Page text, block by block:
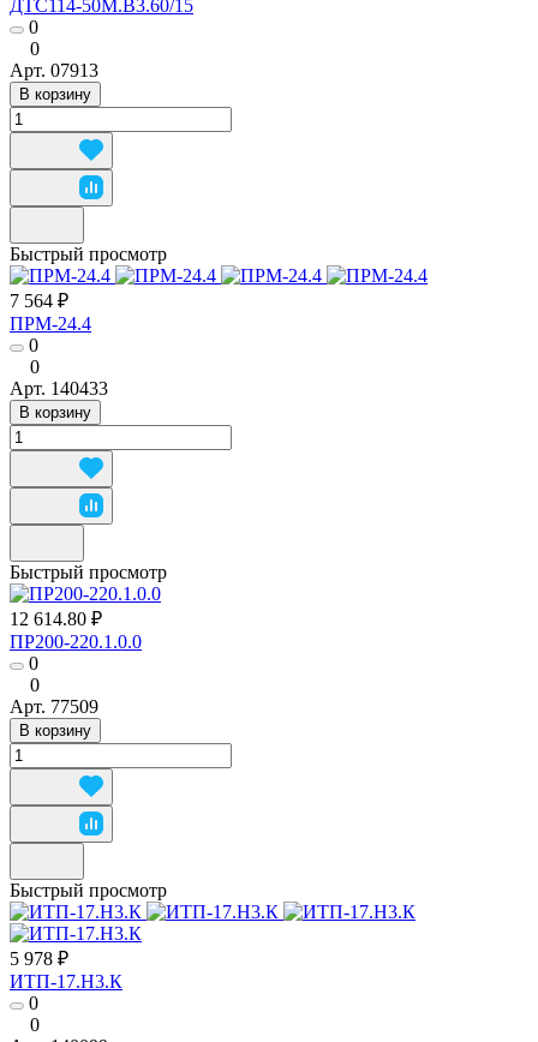
ДТС114-50М.В3.60/15
0
0
Арт. 07913
В корзину
Быстрый просмотр
7 564 ₽
ПРМ-24.4
0
0
Арт. 140433
В корзину
Быстрый просмотр
12 614.80 ₽
ПР200-220.1.0.0
0
0
Арт. 77509
В корзину
Быстрый просмотр
5 978 ₽
ИТП-17.Н3.К
0
0